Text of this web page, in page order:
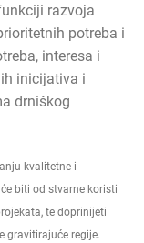
razvoja
potreba i
interesa i
inicijativa i
drniškog
kvalitetne i
biti od stvarne koristi
te doprinijeti
gravitirajuće regije.